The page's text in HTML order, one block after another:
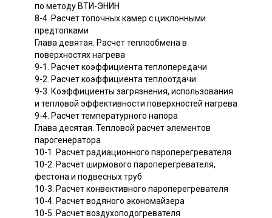
по методу ВТИ-ЭНИН
8-4. Расчет топочных камер с циклонными
предтопками
Глава девятая. Расчет теплообмена в
поверхностях нагрева
9-1. Расчет коэффициента теплопередачи
9-2. Расчет коэффициента теплоотдачи
9-3. Коэффициенты загрязнения, использования
и тепловой эффективности поверхностей нагрева
9-4. Расчет температурного напора
Глава десятая. Тепловой расчет элементов
парогенератора
10-1. Расчет радиационного пароперегревателя
10-2. Расчет ширмового пароперегревателя,
фестона и подвесных труб
10-3. Расчет конвективного пароперегревателя
10-4. Расчет водяного экономайзера
10-5. Расчет воздухоподогревателя